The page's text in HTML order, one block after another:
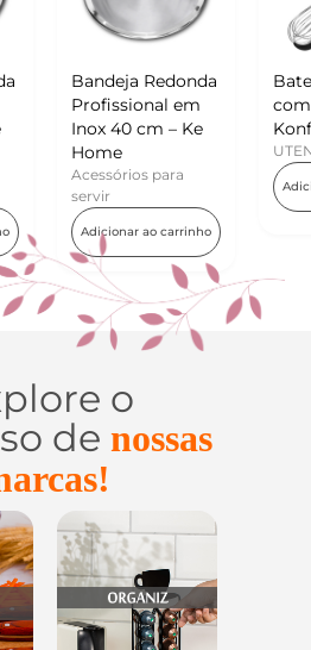
Batedor de Ovos
com Raspador –
Konfektt
UTENSÍLIOS
Adicionar ao carrinho
o
de nossas
Casa e
Utilidades de